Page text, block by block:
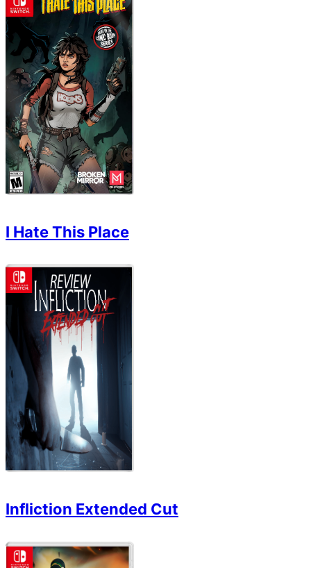
I Hate This Place
Infliction Extended Cut